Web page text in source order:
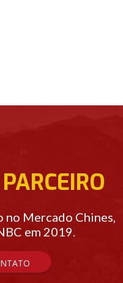
no Mercado Chines,
em 2019.